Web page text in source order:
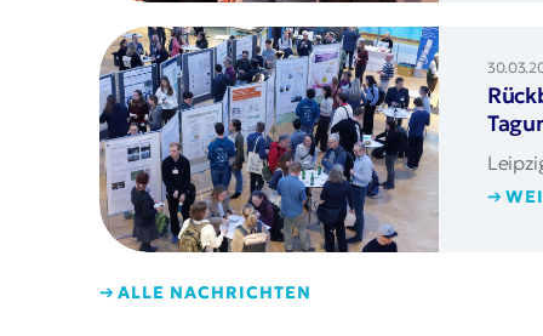
ALLE NACHRICHTEN